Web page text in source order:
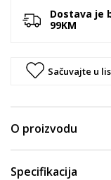
Dostava je
99KM
Sačuvajte u
O proizvodu
Specifikacija